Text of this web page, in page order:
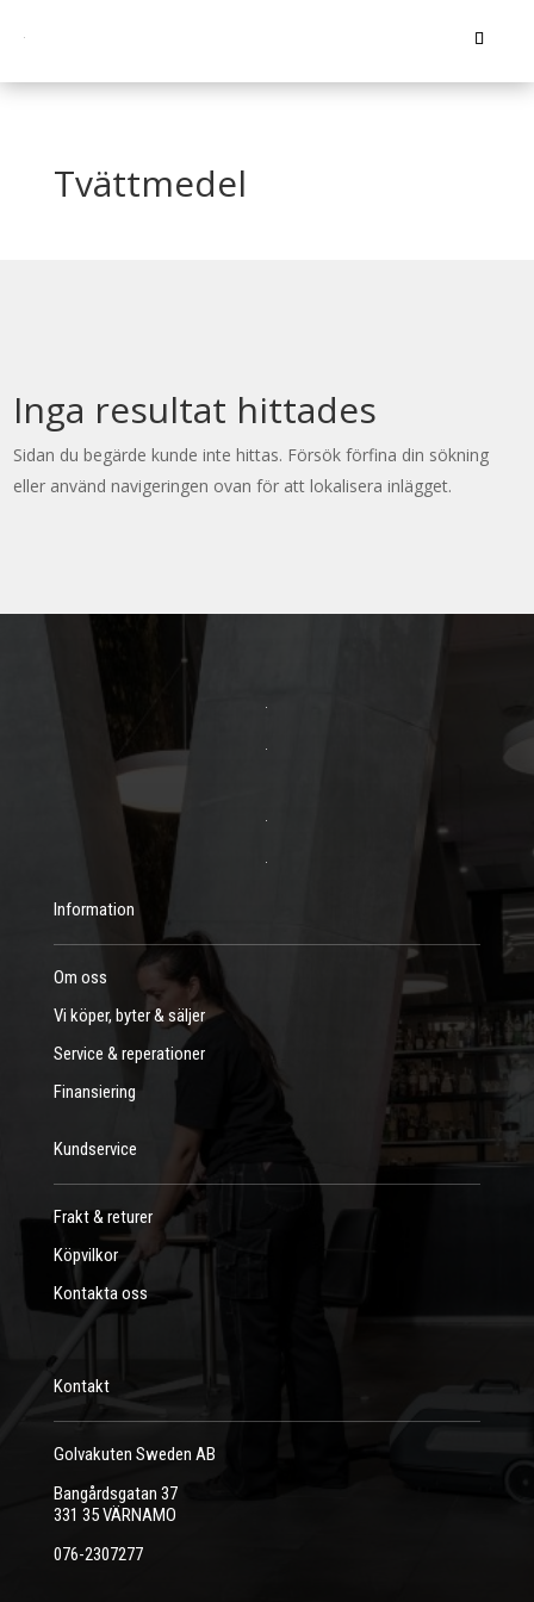
Tvättmedel
Inga resultat hittades
Sidan du begärde kunde inte hittas. Försök förfina din sökning
eller använd navigeringen ovan för att lokalisera inlägget.
Information
Om oss
Vi köper, byter & säljer
Service & reperationer
Finansiering
Kundservice
Frakt & returer
Köpvilkor
Kontakta oss
Kontakt
Golvakuten Sweden AB
Bangårdsgatan 37
331 35 VÄRNAMO
076-2307277